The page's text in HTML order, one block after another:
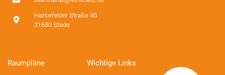
Harsefelder Straße 40
21680 Stade
Raumpläne
Wichtige Links